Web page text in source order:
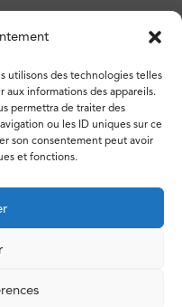
utilisons des technologies telles
aux informations des appareils.
permettra de traiter des
ou les ID uniques sur ce
son consentement peut avoir
et fonctions.
de cookies